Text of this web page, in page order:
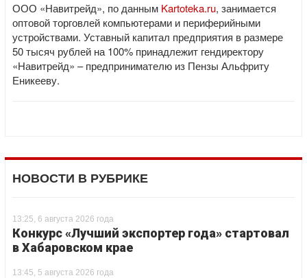
ООО «Навитрейд», по данным Kartoteka.ru, занимается
оптовой торговлей компьютерами и периферийными
устройствами. Уставный капитал предприятия в размере
50 тысяч рублей на 100% принадлежит гендиректору
«Навитрейд» – предпринимателю из Пензы Альфриту
Еникееву.
НОВОСТИ В РУБРИКЕ
13:25, 6 августа 2026 года
Конкурс «Лучший экспортер года» стартовал
в Хабаровском крае
13:45, 5 августа 2026 года